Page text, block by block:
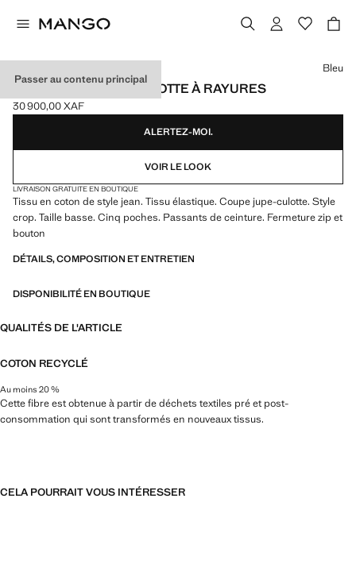
Passer au contenu principal
JEAN STYLE JUPE-CULOTTE À RAYURES
Prix actuel [30 900,00 XAF ]
30 900,00 XAF
Choisissez une couleur
Bleu
ALERTEZ-MOI.
VOIR LE LOOK
LIVRAISON GRATUITE EN BOUTIQUE
Tissu en coton de style jean. Tissu élastique. Coupe jupe-culotte. Style
crop. Taille basse. Cinq poches. Passants de ceinture. Fermeture zip et
bouton
DÉTAILS, COMPOSITION ET ENTRETIEN
DISPONIBILITÉ EN BOUTIQUE
QUALITÉS DE L'ARTICLE
COTON RECYCLÉ
Au moins 20 %
Cette fibre est obtenue à partir de déchets textiles pré et post-
consommation qui sont transformés en nouveaux tissus.
CELA POURRAIT VOUS INTÉRESSER